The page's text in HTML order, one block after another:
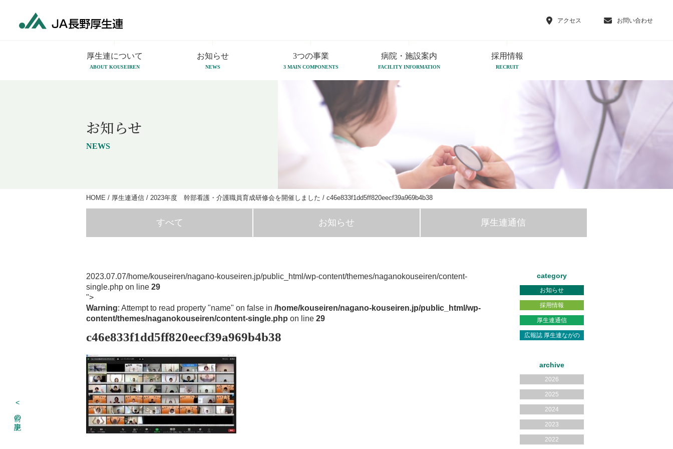
アクセス お問い合わせ
厚生連について
ABOUT KOUSEIREN
お知らせ
NEWS
3つの事業
3 MAIN COMPONENTS
病院・施設案内
FACILITY INFORMATION
採用情報
RECRUIT
お知らせ
NEWS
HOME / 厚生連通信 / 2023年度 幹部看護・介護職員育成研修会を開催しました / c46e833f1dd5ff820eecf39a969b4b38
すべて お知らせ 厚生連通信
2023.07.07/home/kouseiren/nagano-kouseiren.jp/public_html/wp-content/themes/naganokouseiren/content-
single.php on line 29
">
Warning: Attempt to read property "name" on false in /home/kouseiren/nagano-kouseiren.jp/public_html/wp-
content/themes/naganokouseiren/content-single.php on line 29
c46e833f1dd5ff820eecf39a969b4b38
<
前の記事
category
お知らせ
採用情報
厚生連通信
広報誌 厚生連ながの
archive
2026
2025
2024
2023
2022